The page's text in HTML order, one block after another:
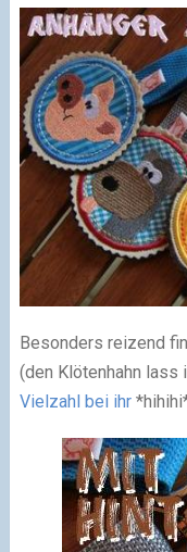
Besonders reizend
(den Klötenhahn lass
Vielzahl bei ihr